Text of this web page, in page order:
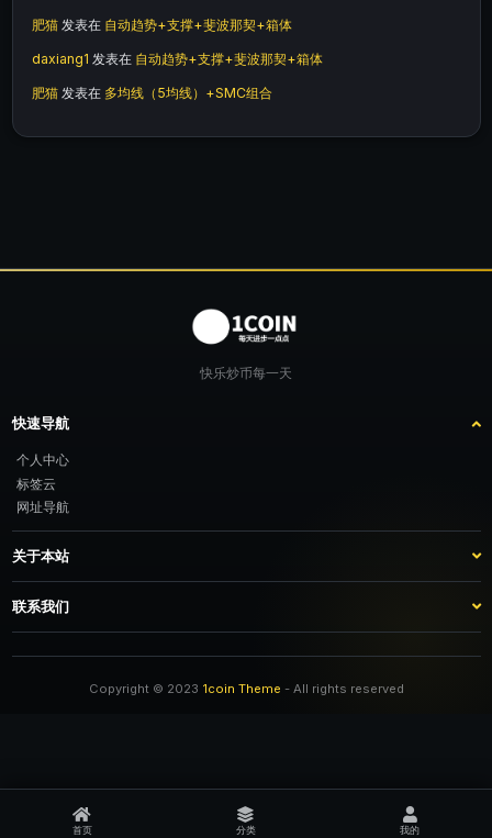
肥猫 发表在 自动趋势+支撑+斐波那契+箱体
daxiang1 发表在 自动趋势+支撑+斐波那契+箱体
肥猫 发表在 多均线（5均线）+SMC组合
快乐炒币每一天
快速导航
个人中心
标签云
网址导航
关于本站
站点介绍
客服咨询
推广计划
联系我们
TG：@feimao2024 QQ：3261605442 微信：moto001com 新浪微博：不
Copyright © 2023 1coin Theme - All rights reserved
首页 分类 我的